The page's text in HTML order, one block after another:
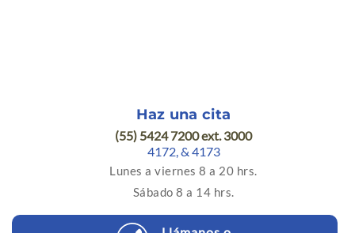
Haz una cita
(55) 5424 7200 ext. 3000
4172, & 4173
Lunes a viernes 8 a 20 hrs.
Sábado 8 a 14 hrs.